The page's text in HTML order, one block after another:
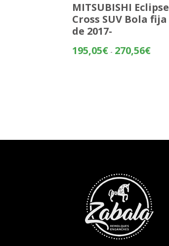
MITSUBISHI Eclipse
Cross SUV Bola fija
de 2017-
195,05€ - 270,56€Rango